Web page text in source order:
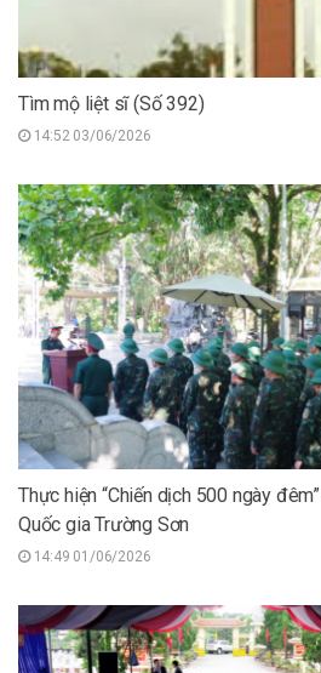
Tìm mộ liệt sĩ (Số 392)
14:52 03/06/2026
Thực hiện “Chiến dịch 500 ngày
Quốc gia Trường Sơn
14:49 01/06/2026